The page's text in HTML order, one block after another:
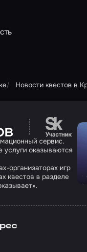
Новости квестов в
Перейти
сервис.
услуги оказываются
организаторах игр
квестов в разделе